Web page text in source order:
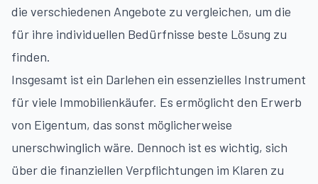
die verschiedenen Angebote zu vergleichen, um die
für ihre individuellen Bedürfnisse beste Lösung zu
finden.
Insgesamt ist ein Darlehen ein essenzielles Instrument
für viele Immobilienkäufer. Es ermöglicht den Erwerb
von Eigentum, das sonst möglicherweise
unerschwinglich wäre. Dennoch ist es wichtig, sich
über die finanziellen Verpflichtungen im Klaren zu